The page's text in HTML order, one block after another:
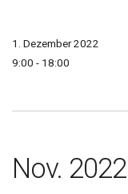
1. Dezember 2022
9:00 - 18:00
Nov. 2022